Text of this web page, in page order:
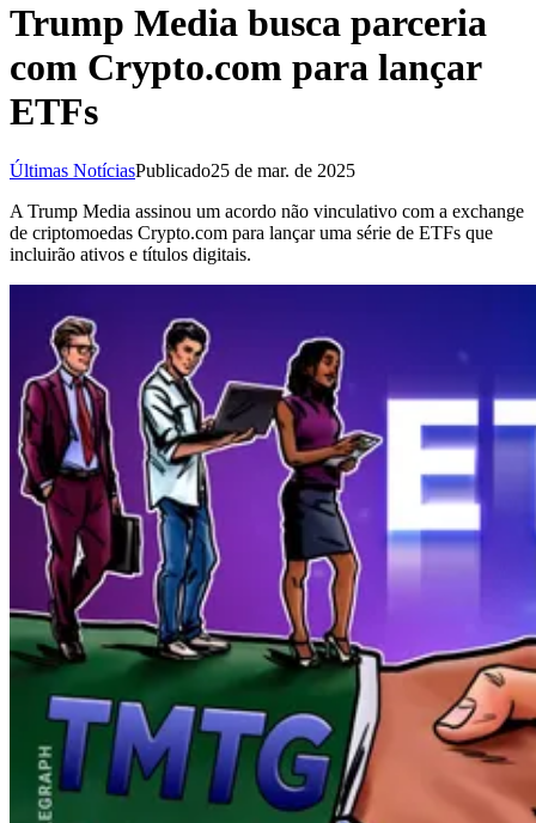
Trump Media busca parceria
com Crypto.com para lançar
ETFs
Últimas NotíciasPublicado25 de mar. de 2025
A Trump Media assinou um acordo não vinculativo com a exchange
de criptomoedas Crypto.com para lançar uma série de ETFs que
incluirão ativos e títulos digitais.